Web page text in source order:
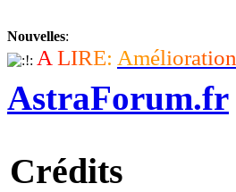
Nouvelles:
A LIRE: Amélioration
AstraForum.fr
Crédits